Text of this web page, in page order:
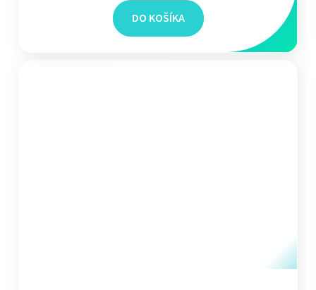
DO KOŠÍKA